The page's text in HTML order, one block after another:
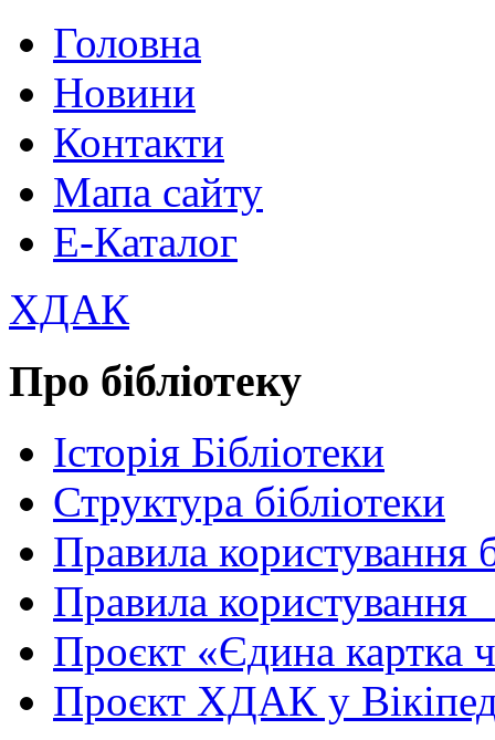
Головна
Новини
Контакти
Мапа сайту
Е-Каталог
ХДАК
Про бібліотеку
Історія Бібліотеки
Структура бібліотеки
Правила користування
Правила
Проєкт «Єдина картка
Проєкт ХДАК у